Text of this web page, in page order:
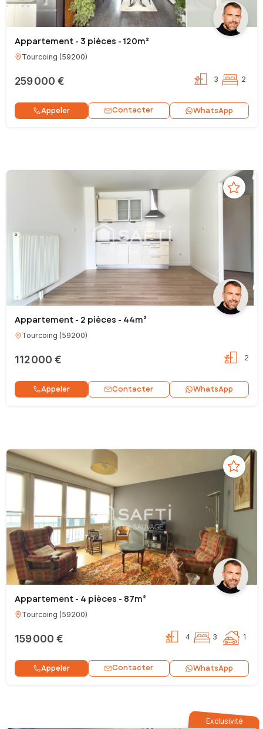
Appartement - 3 pièces - 120m²
Tourcoing (59200)
259 000 € 3 2
Appeler Contacter WhatsApp
Appartement - 2 pièces - 44m²
Tourcoing (59200)
112 000 € 2
Appeler Contacter WhatsApp
Appartement - 4 pièces - 87m²
Tourcoing (59200)
159 000 € 4 3 1
Appeler Contacter WhatsApp
Exclusivité